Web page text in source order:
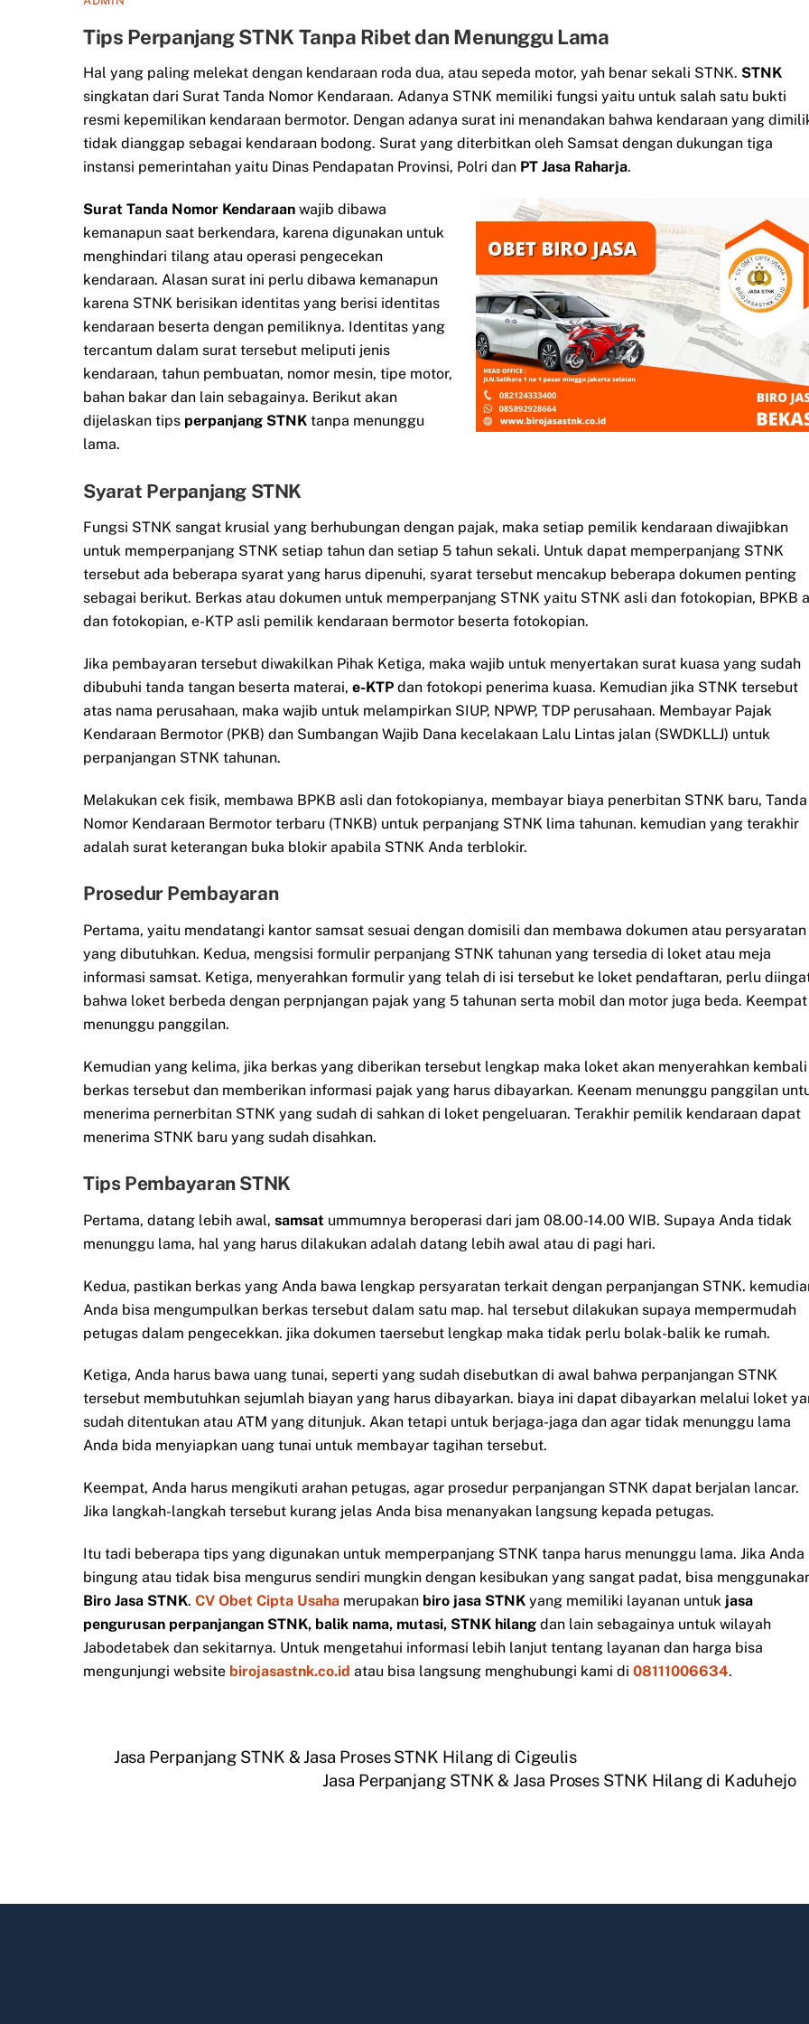
Tips Perpanjang STNK Tanpa Ribet dan Menunggu Lama
Hal yang paling melekat dengan kendaraan roda dua, atau sepeda motor, yah benar sekali STNK. STNK
singkatan dari Surat Tanda Nomor Kendaraan. Adanya STNK memiliki fungsi yaitu untuk salah satu bukti
resmi kepemilikan kendaraan bermotor. Dengan adanya surat ini menandakan bahwa kendaraan yang
tidak dianggap sebagai kendaraan bodong. Surat yang diterbitkan oleh Samsat dengan dukungan tiga
instansi pemerintahan yaitu Dinas Pendapatan Provinsi, Polri dan PT Jasa Raharja.
Surat Tanda Nomor Kendaraan wajib dibawa
kemanapun saat berkendara, karena digunakan untuk
menghindari tilang atau operasi pengecekan
kendaraan. Alasan surat ini perlu dibawa kemanapun
karena STNK berisikan identitas yang berisi identitas
kendaraan beserta dengan pemiliknya. Identitas yang
tercantum dalam surat tersebut meliputi jenis
kendaraan, tahun pembuatan, nomor mesin, tipe motor,
bahan bakar dan lain sebagainya. Berikut akan
dijelaskan tips perpanjang STNK tanpa menunggu
lama.
Syarat Perpanjang STNK
Fungsi STNK sangat krusial yang berhubungan dengan pajak, maka setiap pemilik kendaraan diwajibkan
untuk memperpanjang STNK setiap tahun dan setiap 5 tahun sekali. Untuk dapat memperpanjang STNK
tersebut ada beberapa syarat yang harus dipenuhi, syarat tersebut mencakup beberapa dokumen penting
sebagai berikut. Berkas atau dokumen untuk memperpanjang STNK yaitu STNK asli dan fotokopian, BPKB
dan fotokopian, e-KTP asli pemilik kendaraan bermotor beserta fotokopian.
Jika pembayaran tersebut diwakilkan Pihak Ketiga, maka wajib untuk menyertakan surat kuasa yang sudah
dibubuhi tanda tangan beserta materai, e-KTP dan fotokopi penerima kuasa. Kemudian jika STNK tersebut
atas nama perusahaan, maka wajib untuk melampirkan SIUP, NPWP, TDP perusahaan. Membayar Pajak
Kendaraan Bermotor (PKB) dan Sumbangan Wajib Dana kecelakaan Lalu Lintas jalan (SWDKLLJ) untuk
perpanjangan STNK tahunan.
Melakukan cek fisik, membawa BPKB asli dan fotokopianya, membayar biaya penerbitan STNK baru, Tanda
Nomor Kendaraan Bermotor terbaru (TNKB) untuk perpanjang STNK lima tahunan. kemudian yang terakhir
adalah surat keterangan buka blokir apabila STNK Anda terblokir.
Prosedur Pembayaran
Pertama, yaitu mendatangi kantor samsat sesuai dengan domisili dan membawa dokumen atau persyaratan
yang dibutuhkan. Kedua, mengsisi formulir perpanjang STNK tahunan yang tersedia di loket atau meja
informasi samsat. Ketiga, menyerahkan formulir yang telah di isi tersebut ke loket pendaftaran, perlu
bahwa loket berbeda dengan perpnjangan pajak yang 5 tahunan serta mobil dan motor juga beda. Keempat
menunggu panggilan.
Kemudian yang kelima, jika berkas yang diberikan tersebut lengkap maka loket akan menyerahkan kembali
berkas tersebut dan memberikan informasi pajak yang harus dibayarkan. Keenam menunggu panggilan
menerima pernerbitan STNK yang sudah di sahkan di loket pengeluaran. Terakhir pemilik kendaraan dapat
menerima STNK baru yang sudah disahkan.
Tips Pembayaran STNK
Pertama, datang lebih awal, samsat ummumnya beroperasi dari jam 08.00-14.00 WIB. Supaya Anda tidak
menunggu lama, hal yang harus dilakukan adalah datang lebih awal atau di pagi hari.
Kedua, pastikan berkas yang Anda bawa lengkap persyaratan terkait dengan perpanjangan STNK.
Anda bisa mengumpulkan berkas tersebut dalam satu map. hal tersebut dilakukan supaya mempermudah
petugas dalam pengecekkan. jika dokumen taersebut lengkap maka tidak perlu bolak-balik ke rumah.
Ketiga, Anda harus bawa uang tunai, seperti yang sudah disebutkan di awal bahwa perpanjangan STNK
tersebut membutuhkan sejumlah biayan yang harus dibayarkan. biaya ini dapat dibayarkan melalui loket
sudah ditentukan atau ATM yang ditunjuk. Akan tetapi untuk berjaga-jaga dan agar tidak menunggu lama
Anda bida menyiapkan uang tunai untuk membayar tagihan tersebut.
Keempat, Anda harus mengikuti arahan petugas, agar prosedur perpanjangan STNK dapat berjalan lancar.
Jika langkah-langkah tersebut kurang jelas Anda bisa menanyakan langsung kepada petugas.
Itu tadi beberapa tips yang digunakan untuk memperpanjang STNK tanpa harus menunggu lama. Jika Anda
bingung atau tidak bisa mengurus sendiri mungkin dengan kesibukan yang sangat padat, bisa
Biro Jasa STNK. CV Obet Cipta Usaha merupakan biro jasa STNK yang memiliki layanan untuk jasa
pengurusan perpanjangan STNK, balik nama, mutasi, STNK hilang dan lain sebagainya untuk wilayah
Jabodetabek dan sekitarnya. Untuk mengetahui informasi lebih lanjut tentang layanan dan harga bisa
mengunjungi website birojasastnk.co.id atau bisa langsung menghubungi kami di 08111006634.
Jasa Perpanjang STNK & Jasa Proses STNK Hilang di Cigeulis
Jasa Perpanjang STNK & Jasa Proses STNK Hilang di Kaduhejo